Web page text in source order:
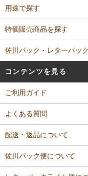
用途で探す
特価販売商品を探す
佐川パック・レターパッ
コンテンツを見る
ご利用ガイド
よくある質問
配送・返品について
佐川パック便について